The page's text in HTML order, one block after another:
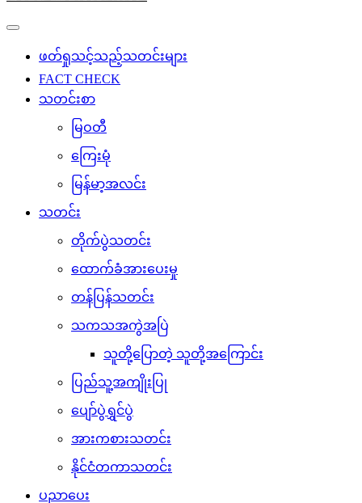
ဖတ်ရှုသင့်သည့်သတင်းများ
FACT CHECK
သတင်းစာ
မြဝတီ
ကြေးမုံ
မြန်မာ့အလင်း
သတင်း
တိုက်ပွဲသတင်း
ထောက်ခံအားပေးမှု
တန်ပြန်သတင်း
သကသအကွဲအပြဲ
သူတို့ပြောတဲ့ သူတို့အကြောင်း
ပြည်သူ့အကျိုးပြု
ပျော်ပွဲရွှင်ပွဲ
အားကစားသတင်း
နိုင်ငံတကာသတင်း
ပညာပေး